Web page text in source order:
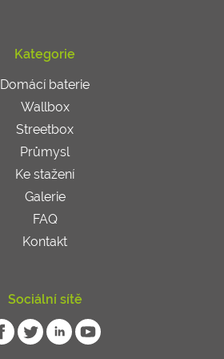
Kategorie
Domácí baterie
Wallbox
Streetbox
Průmysl
Ke stažení
Galerie
FAQ
Kontakt
Sociální sítě